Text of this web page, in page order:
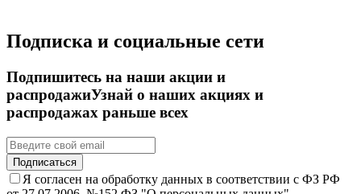
Подписка и социальные сети
Подпишитесь на наши акции и
распродажиУзнай о наших акциях и
распродажах раньше всех
Подписаться
Я согласен на обработку данных в соответствии с ФЗ РФ